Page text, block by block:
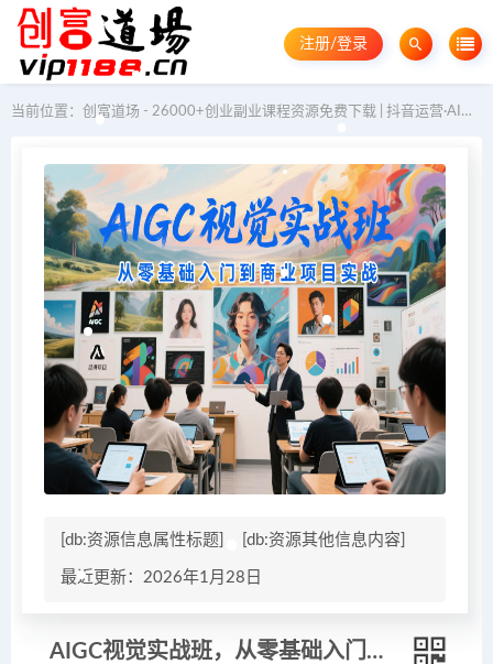
注册/登录
当前位置： 创富道场 - 26000+创业副业课程资源免费下载 | 抖音运营·AI教程·GEO优化
[db:资源信息属性标题] [db:资源其他信息内容]
最近更新：2026年1月28日
AIGC视觉实战班，从零基础入门到商业项目实战